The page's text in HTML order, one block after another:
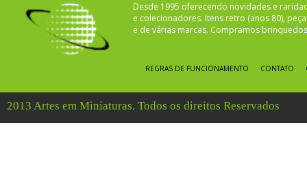
Desde 1995 oferecendo novidades e
e colecionadores. Itens retro (anos 80),
e de várias marcas. Compramos
REGRAS DE FUNCIONAMENTO CONTATO
2013 Artes em Miniaturas. Todos os direitos Reservados